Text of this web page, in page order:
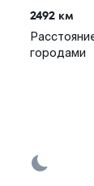
2492 км
городами